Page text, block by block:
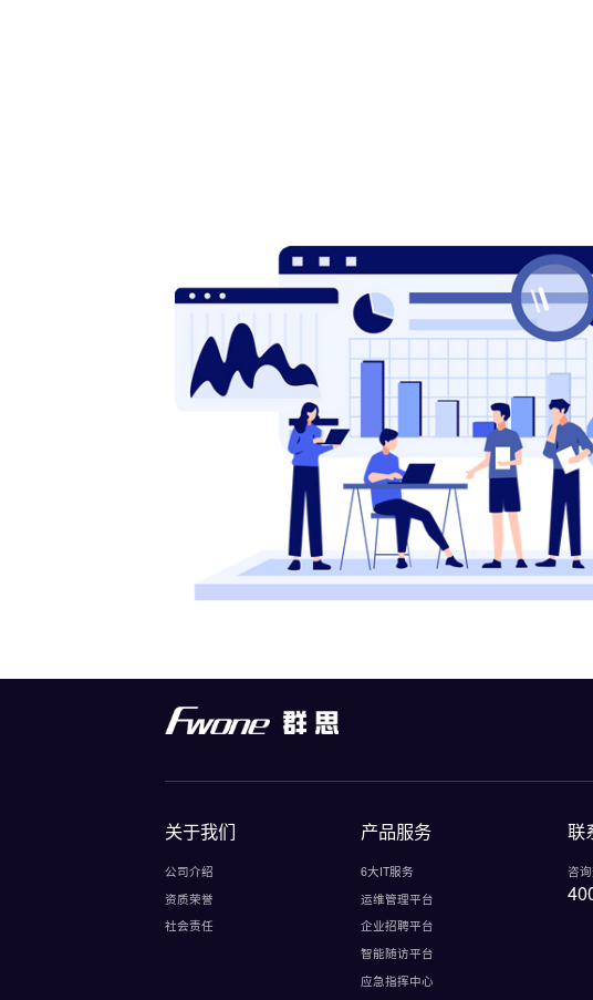
关于我们
公司介绍
资质荣誉
社会责任
产品服务
6大IT服务
运维管理平台
企业招聘平台
智能随访平台
应急指挥中心
联
咨